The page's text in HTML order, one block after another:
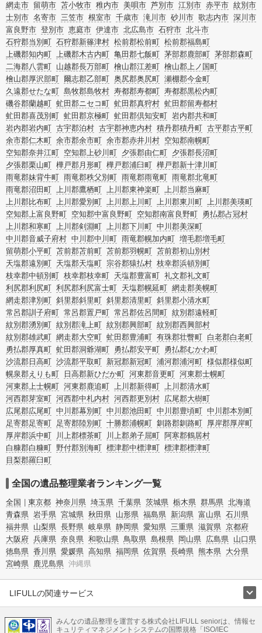
網走市 留萌市 苫小牧市 稚内市 美唄市 芦別市 江別市 赤平市 紋別市
士別市 名寄市 三笠市 根室市 千歳市 滝川市 砂川市 歌志内市 深川市
富良野市 登別市 恵庭市 伊達市 北広島市 石狩市 北斗市
石狩郡当別町 石狩郡新篠津村 松前郡松前町 松前郡福島町
上磯郡知内町 上磯郡木古内町 亀田郡七飯町 茅部郡鹿部町 茅部郡森町
二海郡八雲町 山越郡長万部町 檜山郡江差町 檜山郡上ノ国町
檜山郡厚沢部町 爾志郡乙部町 奥尻郡奥尻町 瀬棚郡今金町
久遠郡せたな町 島牧郡島牧村 寿都郡寿都町 寿都郡黒松内町
磯谷郡蘭越町 虻田郡ニセコ町 虻田郡真狩村 虻田郡留寿都村
虻田郡喜茂別町 虻田郡京極町 虻田郡倶知安町 岩内郡共和町
岩内郡岩内町 古宇郡泊村 古宇郡神恵内村 積丹郡積丹町 古平郡古平町
余市郡仁木町 余市郡余市町 余市郡赤井川村 空知郡南幌町
空知郡奈井江町 空知郡上砂川町 夕張郡由仁町 夕張郡長沼町
夕張郡栗山町 樺戸郡月形町 樺戸郡浦臼町 樺戸郡新十津川町
雨竜郡妹背牛町 雨竜郡秩父別町 雨竜郡雨竜町 雨竜郡北竜町
雨竜郡沼田町 上川郡鷹栖町 上川郡東神楽町 上川郡当麻町
上川郡比布町 上川郡愛別町 上川郡上川町 上川郡東川町 上川郡美瑛町
空知郡上富良野町 空知郡中富良野町 空知郡南富良野町 勇払郡占冠村
上川郡和寒町 上川郡剣淵町 上川郡下川町 中川郡美深町
中川郡音威子府村 中川郡中川町 雨竜郡幌加内町 増毛郡増毛町
留萌郡小平町 苫前郡苫前町 苫前郡羽幌町 苫前郡初山別村
天塩郡遠別町 天塩郡天塩町 宗谷郡猿払村 枝幸郡浜頓別町
枝幸郡中頓別町 枝幸郡枝幸町 天塩郡豊富町 礼文郡礼文町
利尻郡利尻町 利尻郡利尻富士町 天塩郡幌延町 網走郡美幌町
網走郡津別町 斜里郡斜里町 斜里郡清里町 斜里郡小清水町
常呂郡訓子府町 常呂郡置戸町 常呂郡佐呂間町 紋別郡遠軽町
紋別郡湧別町 紋別郡滝上町 紋別郡興部町 紋別郡西興部村
紋別郡雄武町 網走郡大空町 虻田郡豊浦町 有珠郡壮瞥町 白老郡白老町
勇払郡厚真町 虻田郡洞爺湖町 勇払郡安平町 勇払郡むかわ町
沙流郡日高町 沙流郡平取町 新冠郡新冠町 浦河郡浦河町 様似郡様似町
幌泉郡えりも町
日高郡新ひだか町 河東郡音更町 河東郡士幌町
河東郡上士幌町 河東郡鹿追町 上川郡新得町 上川郡清水町
河西郡芽室町 河西郡中札内村 河西郡更別村 広尾郡大樹町
広尾郡広尾町 中川郡幕別町 中川郡池田町 中川郡豊頃町 中川郡本別町
足寄郡足寄町 足寄郡陸別町 十勝郡浦幌町 釧路郡釧路町 厚岸郡厚岸町
厚岸郡浜中町
川上郡標茶町 川上郡弟子屈町 阿寒郡鶴居村
白糠郡白糠町 野付郡別海町 標津郡中標津町 標津郡標津町
目梨郡羅臼町
全国の遺品整理業者ランキング一覧
全国 東京都 神奈川県 埼玉県 千葉県 茨城県 栃木県 群馬県 北海道
青森県 岩手県 宮城県 秋田県 山形県 福島県 新潟県 富山県 石川県
福井県 山梨県 長野県 岐阜県 静岡県 愛知県 三重県 滋賀県 京都府
大阪府 兵庫県 奈良県 和歌山県 鳥取県 島根県 岡山県 広島県 山口県
徳島県 香川県 愛媛県 高知県 福岡県 佐賀県 長崎県 熊本県 大分県
宮崎県 鹿児島県 沖縄県
LIFULLの関連サービス
不動産・住宅
引越し 老人ホーム 地方創生 ママの就労支援
みんなの遺品整理を運営する株式会社LIFULL seniorは、情報セ
キュリティマネジメントシステムの国際規格「ISO/IEC